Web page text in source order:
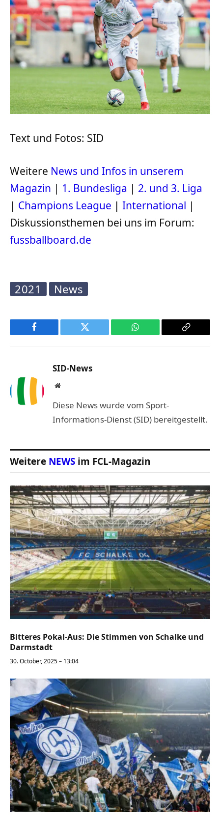
Text und Fotos: SID
Weitere News und Infos in unserem
Magazin | 1. Bundesliga | 2. und 3. Liga
| Champions League | International |
Diskussionsthemen bei uns im Forum:
fussballboard.de
2021 News
Facebook Twitter WhatsApp
Copy
SID-News
Website
Diese News wurde vom Sport-
Informations-Dienst (SID) bereitgestellt.
Weitere NEWS im FCL-Magazin
Bitteres Pokal-Aus: Die Stimmen von Schalke und
Darmstadt
30. October, 2025 – 13:04